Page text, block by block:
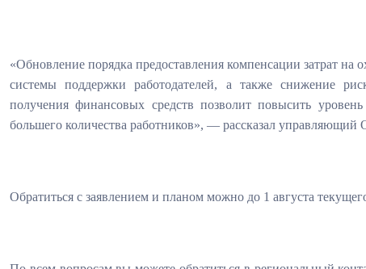
«Обновление порядка предоставления компенсации затрат на
системы поддержки работодателей, а также снижение
получения финансовых средств позволит повысить
большего количества работников», — рассказал
Обратиться с заявлением и планом можно до 1 августа